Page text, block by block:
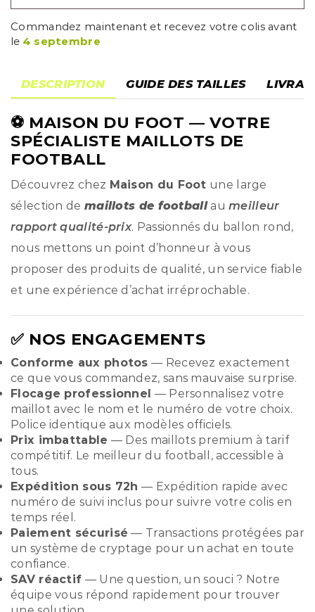
Commandez maintenant et recevez votre colis avant
le 4 septembre
DESCRIPTION GUIDE DES TAILLES
⚽ MAISON DU FOOT — VOTRE
SPÉCIALISTE MAILLOTS DE
FOOTBALL
Découvrez chez Maison du Foot une large
sélection de maillots de footballaumeilleur
rapport qualité-prix. Passionnés du ballon rond,
nous mettons un point d’honneur à vous
proposer des produits de qualité, un service fiable
et une expérience d’achat irréprochable.
✅ NOS ENGAGEMENTS
Conforme aux photos — Recevez exactement
ce que vous commandez, sans mauvaise surprise.
Flocage professionnel — Personnalisez votre
maillot avec le nom et le numéro de votre choix.
Police identique aux modèles officiels.
Prix imbattable — Des maillots premium à tarif
compétitif. Le meilleur du football, accessible à
tous.
Expédition sous 72h — Expédition rapide avec
numéro de suivi inclus pour suivre votre colis en
temps réel.
Paiement sécurisé — Transactions protégées par
un système de cryptage pour un achat en toute
confiance.
SAV réactif — Une question, un souci ? Notre
équipe vous répond rapidement pour trouver